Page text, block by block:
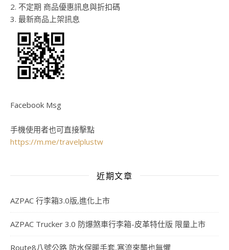
2. 不定期 商品優惠訊息與折扣碼
3. 最新商品上架訊息
Facebook Msg
手機使用者也可直接擊點
https://m.me/travelplustw
近期文章
AZPAC 行李箱3.0版,進化上市
AZPAC Trucker 3.0 防爆煞車行李箱-皮革特仕版 限量上市
Route8八號公路 防水保暖手套,寒流來襲也無懼